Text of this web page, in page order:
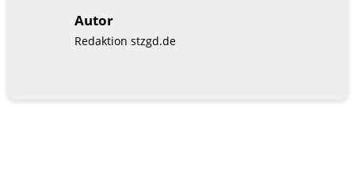
Autor
Redaktion stzgd.de